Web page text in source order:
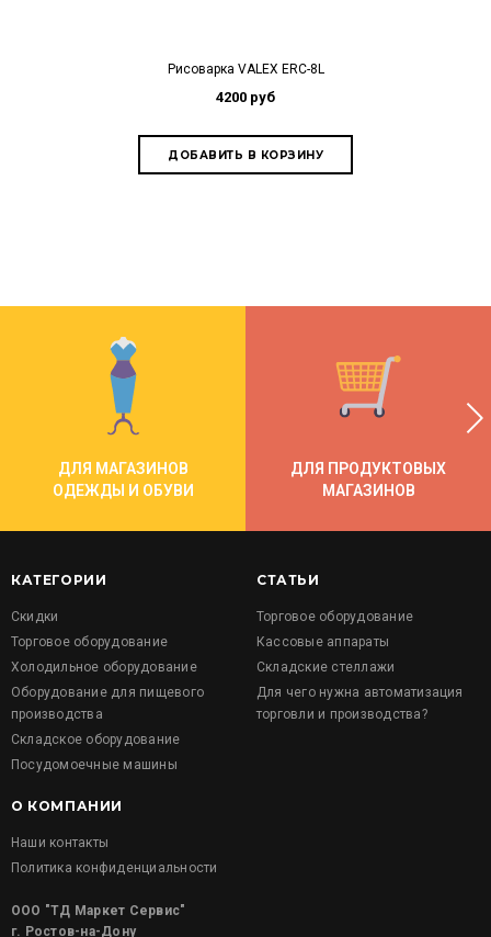
Рисоварка VALEX ERC-8L
4200 руб
ДЛЯ МАГАЗИНОВ
ОДЕЖДЫ И ОБУВИ
ДЛЯ ПРОДУКТОВЫХ
МАГАЗИНОВ
КАТЕГОРИИ
Скидки
Торговое оборудование
Холодильное оборудование
Оборудование для пищевого
производства
Складское оборудование
Посудомоечные машины
СТАТЬИ
Торговое оборудование
Кассовые аппараты
Складские стеллажи
Для чего нужна автоматизация
торговли и производства?
О КОМПАНИИ
Наши контакты
Политика конфиденциальности
ООО "ТД Маркет Сервис"
г. Ростов-на-Дону